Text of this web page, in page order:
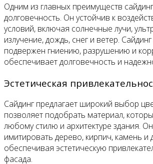
Одним из главных преимуществ
долговечность. Он устойчив к
условий, включая солнечные лучи,
излучение, дождь, снег и ветер.
подвержен гниению, разрушению и
обеспечивает долговечность и
Эстетическая
Сайдинг предлагает широкий выбор
позволяет подобрать материал,
любому стилю и архитектуре здания.
имитировать дерево, кирпич, камень и
обеспечивая эстетическую
фасада.